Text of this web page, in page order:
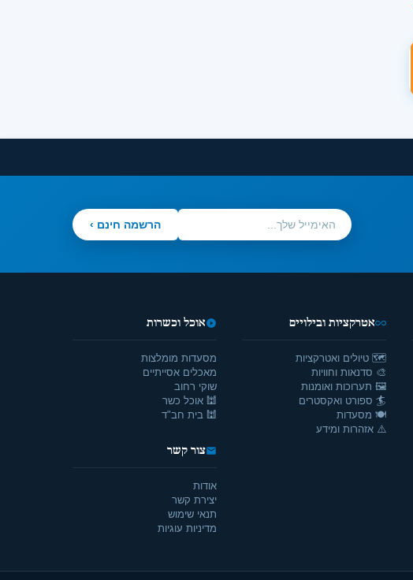
הרשמה חינם ›
אטרקציות ובילויים
🗺️ טיולים ואטרקציות
🎨 סדנאות וחוויות
🖼️ תערוכות ואומנות
🏄 ספורט ואקסטרים
🍽️ מסעדות
⚠️ אזהרות ומידע
אוכל וכשרות
מסעדות מומלצות
מאכלים אסייתיים
שוקי רחוב
🕍 אוכל כשר
🕍 בית חב"ד
צור קשר
אודות
יצירת קשר
תנאי שימוש
מדיניות עוגיות